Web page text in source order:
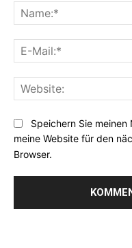
Speichern Sie meinen
meine Website für den
Browser.